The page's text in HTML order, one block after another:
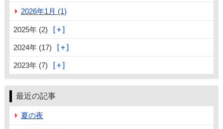
2026年1月 (1)
2025年 (2)
2024年 (17)
2023年 (7)
最近の記事
夏の夜